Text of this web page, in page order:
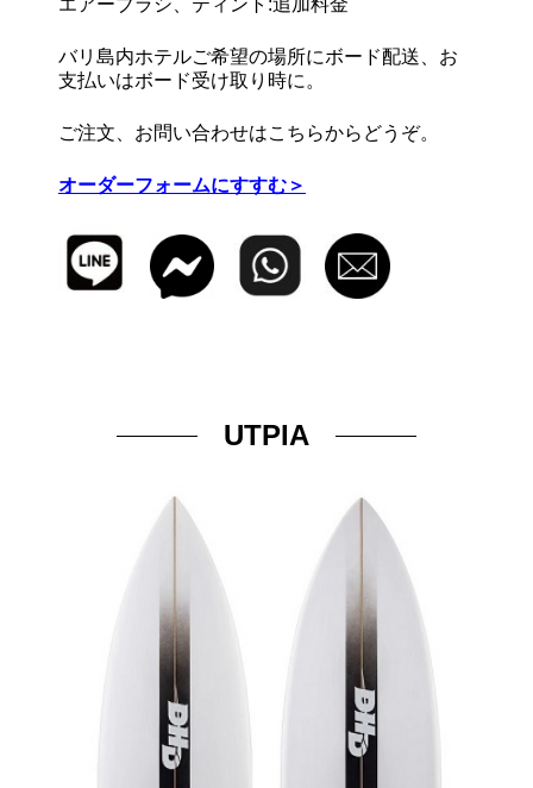
エアーブラシ、ティント:追加料金
バリ島内ホテルご希望の場所にボード配送、お
支払いはボード受け取り時に。
ご注文、お問い合わせはこちらからどうぞ。
オーダーフォームにすすむ＞
UTPIA